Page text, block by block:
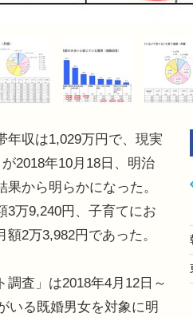
収は1,029万円で、現実
2018年10月18日、明治
から明らかになった。
3万9,240円、子育てにお
2万3,982円であった。
査」は2018年4月12日～
いる既婚男女を対象に明